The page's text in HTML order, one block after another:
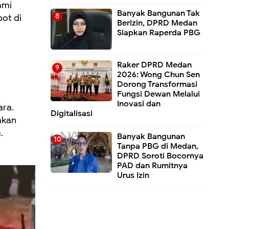
di
Banyak Bangunan Tak
Berizin, DPRD Medan
Siapkan Raperda PBG
Raker DPRD Medan
2026: Wong Chun Sen
Dorong Transformasi
Fungsi Dewan Melalui
Inovasi dan
Digitalisasi
Banyak Bangunan
Tanpa PBG di Medan,
DPRD Soroti Bocornya
PAD dan Rumitnya
Urus Izin